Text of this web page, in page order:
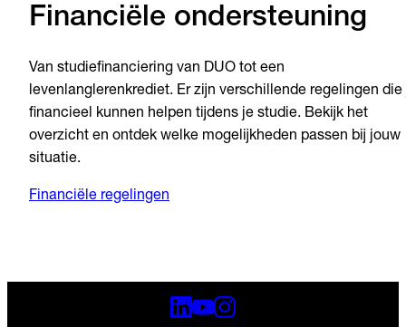
Financiële ondersteuning
Van studiefinanciering van DUO tot een
levenlanglerenkrediet. Er zijn verschillende regelingen die
financieel kunnen helpen tijdens je studie. Bekijk het
overzicht en ontdek welke mogelijkheden passen bij jouw
situatie.
Financiële regelingen